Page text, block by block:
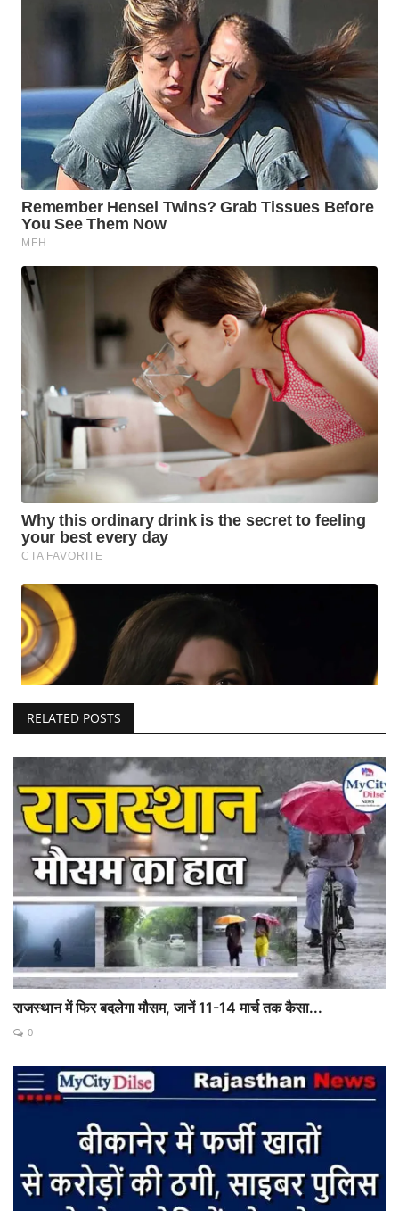
RELATED POSTS
राजस्थान में फिर बदलेगा मौसम, जानें 11-14 मार्च तक कैसा...
0